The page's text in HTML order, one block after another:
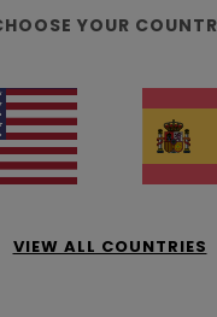
5
YOUR
VIEW ALL COUNTRIES